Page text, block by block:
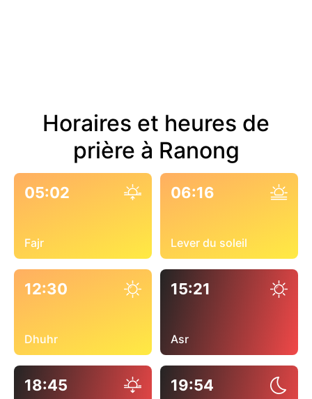
Horaires et heures de
prière à Ranong
05:02
Fajr
06:16
Lever du soleil
12:30
Dhuhr
15:21
Asr
18:45 19:54